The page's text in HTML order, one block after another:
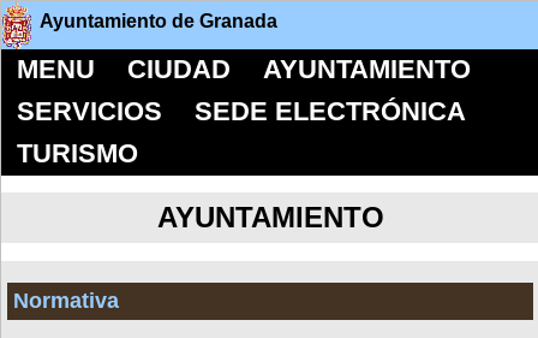
Ayuntamiento de Granada
MENU CIUDAD
AYUNTAMIENTO
SERVICIOS
SEDE ELECTRÓNICA
TURISMO
AYUNTAMIENTO
Normativa